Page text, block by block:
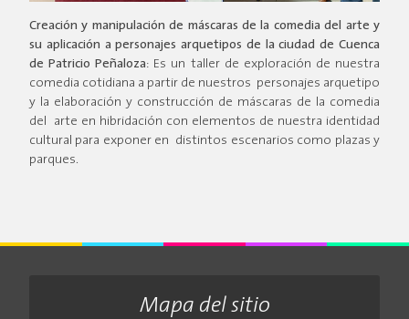
Creación y manipulación de máscaras de la comedia del arte y
su aplicación a personajes arquetipos de la ciudad de Cuenca
de Patricio Peñaloza: Es un taller de exploración de nuestra
comedia cotidiana a partir de nuestros personajes arquetipo
y la elaboración y construcción de máscaras de la comedia
del arte en hibridación con elementos de nuestra identidad
cultural para exponer en distintos escenarios como plazas y
parques.
Mapa del sitio